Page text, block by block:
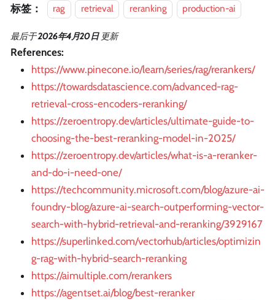
标签： rag retrieval reranking production-ai
最后于2026年4月20日 更新
References:
https://www.pinecone.io/learn/series/rag/rerankers/
https://towardsdatascience.com/advanced-rag-
retrieval-cross-encoders-reranking/
https://zeroentropy.dev/articles/ultimate-guide-to-
choosing-the-best-reranking-model-in-2025/
https://zeroentropy.dev/articles/what-is-a-reranker-
and-do-i-need-one/
https://techcommunity.microsoft.com/blog/azure-ai-
foundry-blog/azure-ai-search-outperforming-vector-
search-with-hybrid-retrieval-and-reranking/3929167
https://superlinked.com/vectorhub/articles/optimizin
g-rag-with-hybrid-search-reranking
https://aimultiple.com/rerankers
https://agentset.ai/blog/best-reranker